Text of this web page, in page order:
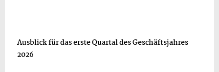
Ausblick für das erste Quartal des Geschäftsjahres
2026